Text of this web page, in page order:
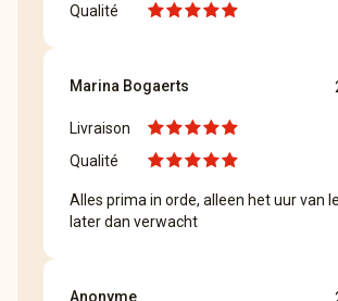
Qualité
Marina Bogaerts
Livraison
Qualité
Alles prima in orde, alleen het uur van
later dan verwacht
Anonyme